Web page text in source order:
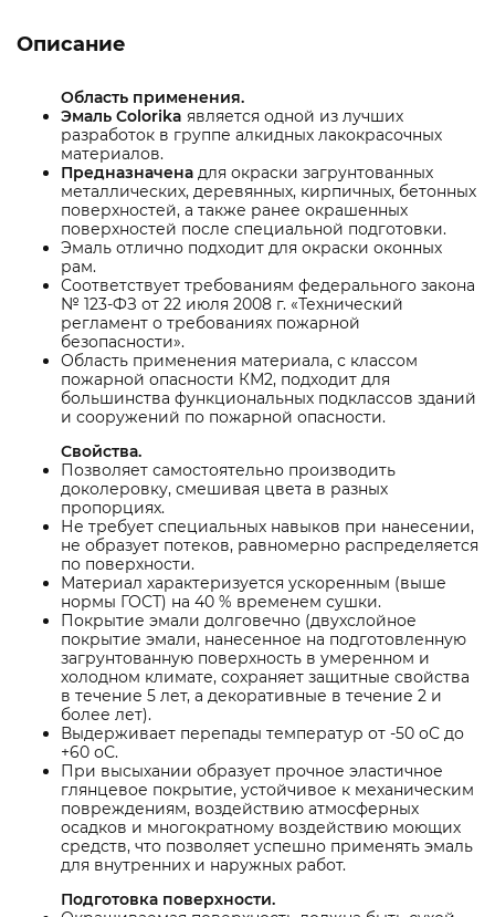
Описание
Область применения.
Эмаль Colorika является одной из лучших
разработок в группе алкидных лакокрасочных
материалов.
Предназначена для окраски загрунтованных
металлических, деревянных, кирпичных, бетонных
поверхностей, а также ранее окрашенных
поверхностей после специальной подготовки.
Эмаль отлично подходит для окраски оконных
рам.
Соответствует требованиям федерального закона
№ 123-ФЗ от 22 июля 2008 г. «Технический
регламент о требованиях пожарной
безопасности».
Область применения материала, с классом
пожарной опасности КМ2, подходит для
большинства функциональных подклассов зданий
и сооружений по пожарной опасности.
Свойства.
Позволяет самостоятельно производить
доколеровку, смешивая цвета в разных
пропорциях.
Не требует специальных навыков при нанесении,
не образует потеков, равномерно распределяется
по поверхности.
Материал характеризуется ускоренным (выше
нормы ГОСТ) на 40 % временем сушки.
Покрытие эмали долговечно (двухслойное
покрытие эмали, нанесенное на подготовленную
загрунтованную поверхность в умеренном и
холодном климате, сохраняет защитные свойства
в течение 5 лет, а декоративные в течение 2 и
более лет).
Выдерживает перепады температур от -50 оС до
+60 оС.
При высыхании образует прочное эластичное
глянцевое покрытие, устойчивое к механическим
повреждениям, воздействию атмосферных
осадков и многократному воздействию моющих
средств, что позволяет успешно применять эмаль
для внутренних и наружных работ.
Подготовка поверхности.